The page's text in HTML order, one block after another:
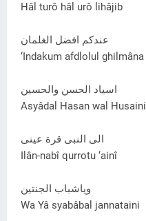
Hâl turô hâl urô lihâjib
عندکم افضل الغلمان
‘Indakum afdlolul ghilmâna
اسياد الحسن والحسين
Asyâdal Hasan wal Husaini
الی النبی قرة عينی
Ilân-nabî qurrotu ‘ainî
وياشباب الجنتين
Wa Yâ syabâbal jannataini